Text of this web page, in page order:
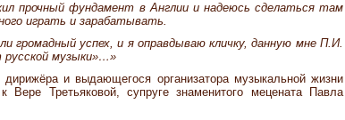
прочный фундамент в Англии и надеюсь сделаться там
играть и зарабатывать.
громадный успех, и я оправдываю кличку, данную мне П.И.
русской музыки»…»
дирижёра и выдающегося организатора музыкальной жизни
Вере Третьяковой, супруге знаменитого мецената Павла